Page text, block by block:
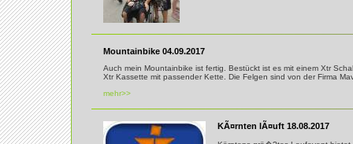
Mountainbike 04.09.2017
Auch mein Mountainbike ist fertig. Bestückt ist es mit einem Xtr
Xtr Kassette mit passender Kette. Die Felgen sind von der Firma
mehr>>
KÃ¤rnten lÃ¤uft 18.08.2017